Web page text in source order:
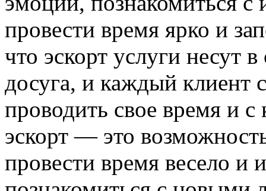
провести время ярко и
что эскорт услуги несут
досуга, и каждый клиент
проводить свое время и
эскорт — это
провести время весело и